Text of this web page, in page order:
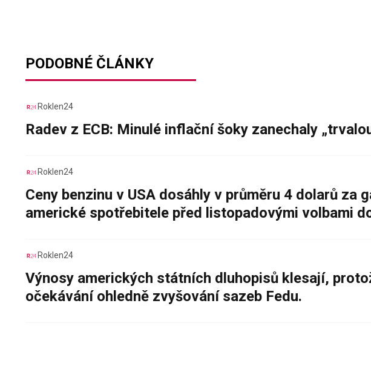
PODOBNÉ ČLÁNKY
Roklen24
Radev z ECB: Minulé inflační šoky zanechaly
Roklen24
Ceny benzinu v USA dosáhly v průměru 4 dolarů
americké spotřebitele před listopadovými volbami
Roklen24
Výnosy amerických státních dluhopisů klesají,
očekávání ohledně zvyšování sazeb Fedu.